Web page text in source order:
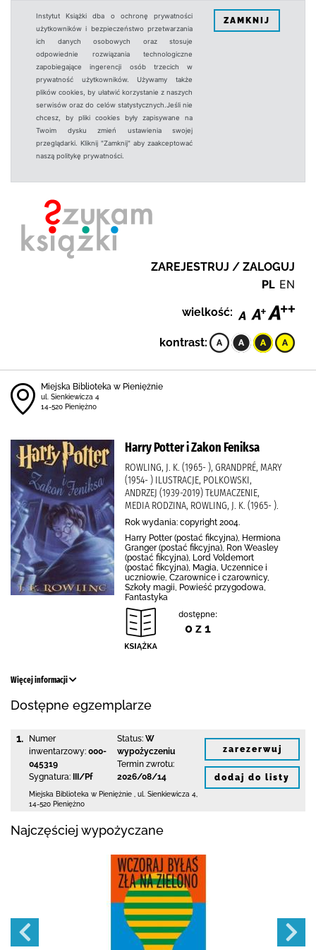
Instytut Książki dba o ochronę prywatności
użytkowników i bezpieczeństwo przetwarzania
ich danych osobowych oraz stosuje
odpowiednie rozwiązania technologiczne
zapobiegające ingerencji osób trzecich w
prywatność użytkowników. Używamy także
plików cookies, by ułatwić korzystanie z naszych
serwisów oraz do celów statystycznych.Jeśli nie
chcesz, by pliki cookies były zapisywane na
Twoim dysku zmień ustawienia swojej
przeglądarki. Kliknij "Zamknij" aby zaakceptować
naszą politykę prywatności.
ZAMKNIJ
ZAREJESTRUJ / ZALOGUJ
PL EN
wielkość:
kontrast:
Miejska Biblioteka w Pieniężnie
ul. Sienkiewicza 4
14-520 Pieniężno
Harry Potter i Zakon Feniksa
ROWLING, J. K. (1965- ), GRANDPRÉ, MARY
(1954- ) ILUSTRACJE, POLKOWSKI,
ANDRZEJ (1939-2019) TŁUMACZENIE,
MEDIA RODZINA, ROWLING, J. K. (1965- ).
Rok wydania: copyright 2004.
Harry Potter (postać fikcyjna), Hermiona
Granger (postać fikcyjna), Ron Weasley
(postać fikcyjna), Lord Voldemort
(postać fikcyjna), Magia, Uczennice i
uczniowie, Czarownice i czarownicy,
Szkoły magii, Powieść przygodowa,
Fantastyka
dostępne:
0 z 1
Więcej informacji
Dostępne egzemplarze
1.
Numer
inwentarzowy: 000-
045319
Sygnatura:
III/Pf
Status: W
wypożyczeniu
Termin zwrotu:
2026/08/14
Miejska Biblioteka w Pieniężnie ul. Sienkiewicza 4
14-520 Pieniężno
zarezerwuj
dodaj do listy
Najczęściej wypożyczane